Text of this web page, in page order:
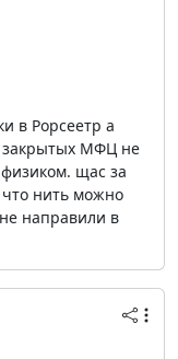
в Рорсеетр а
закрытых МФЦ не
щас за
что нить можно
направили в